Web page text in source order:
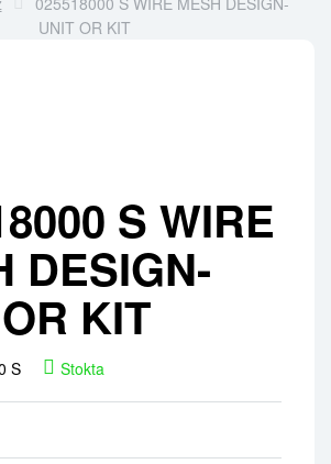
UNIT OR KIT
S WIRE
DESIGN-
KIT
S Stokta